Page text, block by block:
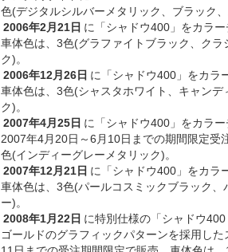
色(デジタルシルバーメタリック、ブラック
2006年2月21日 に「シャドウ400」をカラー
車体色は、3色(グラファイトブラック、ク
ク)。
2006年12月26日 に「シャドウ400」をカラ
車体色は、3色(シャスタホワイト、キャン
ク)。
2007年4月25日 に「シャドウ400」をカラー
2007年4月20日～6月10日までの期間限定受
色(インディーグレーメタリック)。
2007年12月21日 に「シャドウ400」をカラ
車体色は、3色(パールコスミックブラック
ー)。
2008年1月22日 に特別仕様の「シャドウ400
ゴールドのグラフィックパターンを採用し